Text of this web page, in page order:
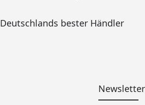
Deutschlands bester Händler
Newsletter